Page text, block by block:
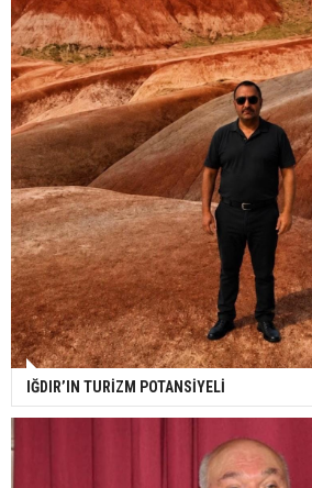
IĞDIR’IN TURİZM POTANSİYELİ